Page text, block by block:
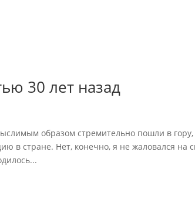
30 лет назад
образом стремительно пошли в гору,
в стране. Нет, конечно, я не жаловался на